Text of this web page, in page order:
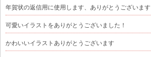
年賀状の返信用に使用します、ありがとうございます
可愛いイラストをありがとうございました！
かわいいイラストありがとうございます